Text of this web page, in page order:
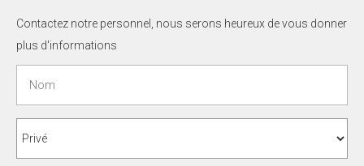
Contactez notre personnel, nous serons heureux de vous donner
plus d'informations